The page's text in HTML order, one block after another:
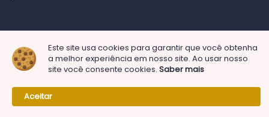
Este site usa cookies para garantir que você obtenha
a melhor experiência em nosso site. Ao usar nosso
site você consente cookies. Saber mais
Aceitar
© 2023 Atelier Lili ponto a ponto. Desenvolvido porKel Designs